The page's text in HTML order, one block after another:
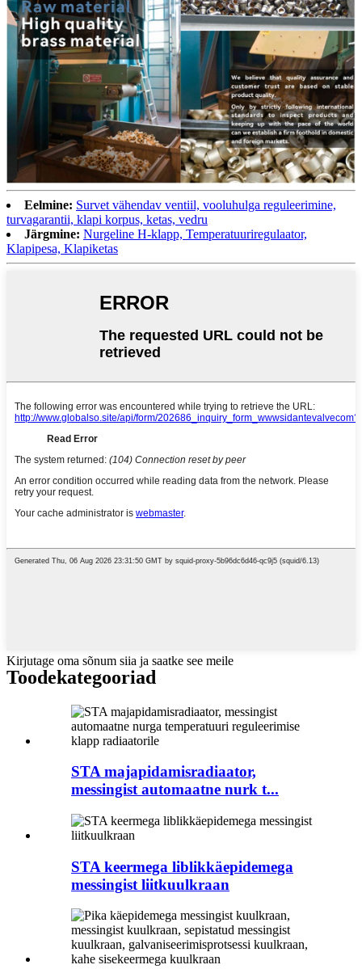
Eelmine: Survet vähendav ventiil, vooluhulga reguleerimine,
turvagarantii, klapi korpus, ketas, vedru
Järgmine: Nurgeline H-klapp, Temperatuuriregulaator,
Klapipesa, Klapiketas
Kirjutage oma sõnum siia ja saatke see meile
Toodekategooriad
STA majapidamisradiaator,
messingist automaatne nurk t...
STA keermega liblikkäepidemega
messingist liitkuulkraan